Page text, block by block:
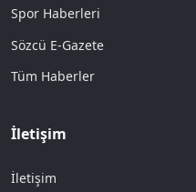
Spor Haberleri
Sözcü E-Gazete
Tüm Haberler
İletişim
İletişim